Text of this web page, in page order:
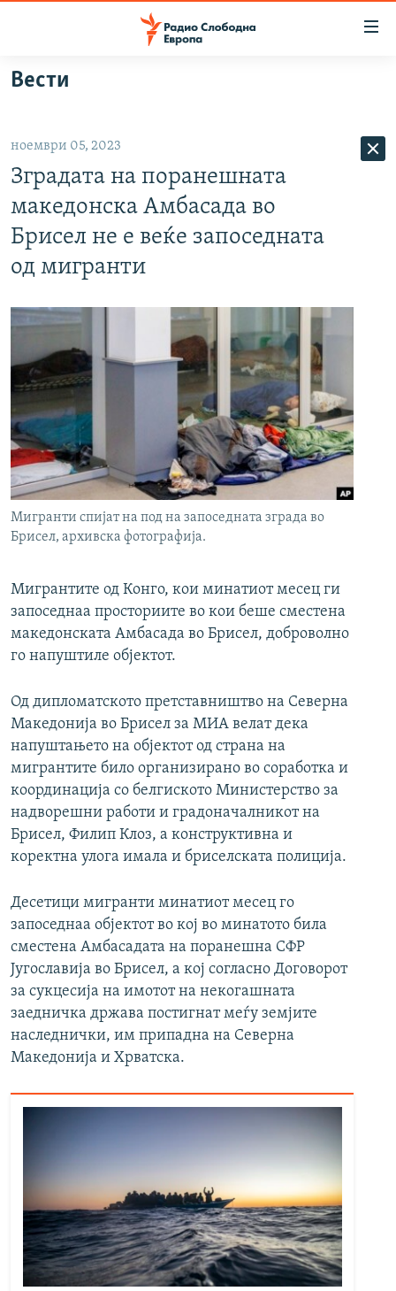
Оди
на
главната
навигација
Премини
на
пребарување
ВИЗУЕЛНО
ВЕСТИ
ШТО ТРЕБА ДА ЗНАЕТЕ
ПРИЈАВИ СЕ ЗА ЊУЗЛЕТЕР
ПОДКАСТ ЗОШТО?
РСЕ веб страници
Вести
ноември 05, 2023
Зградата на поранешната
македонска Амбасада во
Брисел не е веќе запоседната
од мигранти
Мигранти спијат на под на запоседната зграда во
Брисел, архивска фотографија.
Мигрантите од Конго, кои минатиот месец ги
запоседнаа просториите во кои беше сместена
македонската Амбасада во Брисел, доброволно
го напуштиле објектот.
Од дипломатското претставништво на Северна
Македонија во Брисел за МИА велат дека
напуштањето на објектот од страна на
мигрантите било организирано во соработка и
координација со белгиското Министерство за
надворешни работи и градоначалникот на
Брисел, Филип Клоз, а конструктивна и
коректна улога имала и бриселската полиција.
Десетици мигранти минатиот месец го
запоседнаа објектот во кој во минатото била
сместена Амбасадата на поранешна СФР
Југославија во Брисел, а кој согласно Договорот
за сукцесија на имотот на некогашната
заедничка држава постигнат меѓу земјите
наследнички, им припадна на Северна
Македонија и Хрватска.